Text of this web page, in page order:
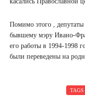
Помимо этого , депутаты
бывшему мэру Ивано-
его работы в 1994-1998
были переведены на
TAGS